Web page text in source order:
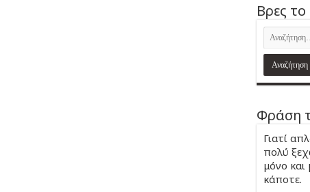
Βρες
Φράση
Γιατί
πολύ
μόνο και
κάποτε.